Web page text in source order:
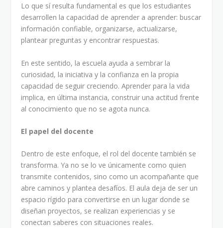
Lo que sí resulta fundamental es que los estudiantes
desarrollen la capacidad de aprender a aprender: buscar
información confiable, organizarse, actualizarse,
plantear preguntas y encontrar respuestas.
En este sentido, la escuela ayuda a sembrar la
curiosidad, la iniciativa y la confianza en la propia
capacidad de seguir creciendo. Aprender para la vida
implica, en última instancia, construir una actitud frente
al conocimiento que no se agota nunca.
El papel del docente
Dentro de este enfoque, el rol del docente también se
transforma. Ya no se lo ve únicamente como quien
transmite contenidos, sino como un acompañante que
abre caminos y plantea desafíos. El aula deja de ser un
espacio rígido para convertirse en un lugar donde se
diseñan proyectos, se realizan experiencias y se
conectan saberes con situaciones reales.